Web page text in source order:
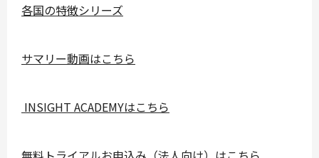
各国の特徴シリーズ
サマリー動画はこちら
INSIGHT ACADEMYはこちら